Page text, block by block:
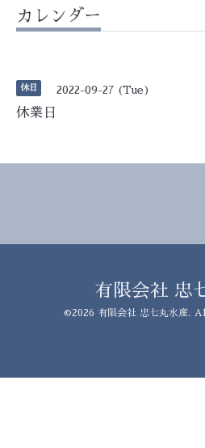
カレンダー
休日 2022-09-27 (Tue)
休業日
有限会社 忠
©2026 有限会社 忠七丸水産.